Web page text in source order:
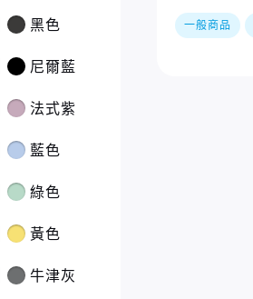
黑色
尼爾藍
法式紫
藍色
綠色
黃色
牛津灰
一般商品